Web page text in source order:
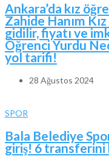
Ankara’da kız
Zahide Hanım
gidilir, fiyatı ve
Öğrenci Yurdu
yol tarifi!
28 Ağustos 2024
SPOR
Bala Belediye
giriş! 6